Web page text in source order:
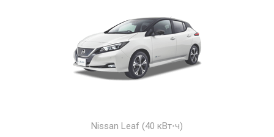
Nissan Leaf (40 кВт⋅ч)